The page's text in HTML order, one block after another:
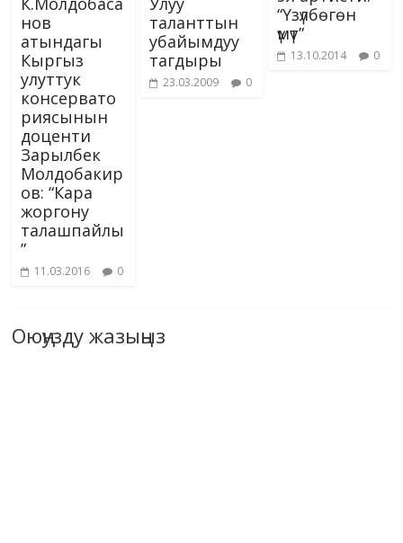
нов
атындагы
Кыргыз
улуттук
консервато
риясынын
доценти
Зарылбек
Молдобакир
ов: “Кара
жоргону
талашпайлы
”
11.03.2016 0
таланттын
убайымдуу
тагдыры
23.03.2009 0
“Үзүлбөгөн
үмүт”
13.10.2014 0
Оюңузду жазыңыз